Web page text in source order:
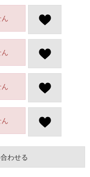
わせる